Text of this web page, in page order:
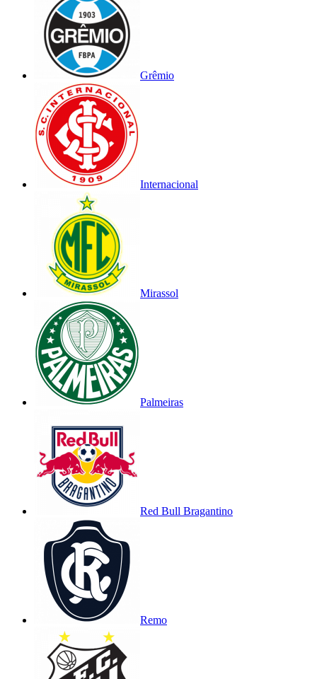
Grêmio
Internacional
Mirassol
Palmeiras
Red Bull Bragantino
Remo